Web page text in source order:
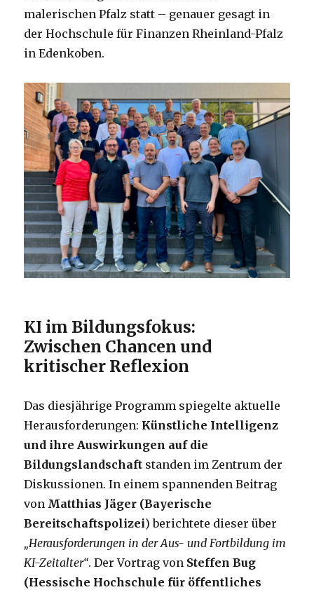
malerischen Pfalz statt – genauer gesagt in
der Hochschule für Finanzen Rheinland-Pfalz
in Edenkoben.
KI im Bildungsfokus:
Zwischen Chancen und
kritischer Reflexion
Das diesjährige Programm spiegelte aktuelle
Herausforderungen: Künstliche Intelligenz
und ihre Auswirkungen auf die
Bildungslandschaft standen im Zentrum der
Diskussionen. In einem spannenden Beitrag
von Matthias Jäger (Bayerische
Bereitschaftspolizei) berichtete dieser über
„Herausforderungen in der Aus- und Fortbildung im
KI-Zeitalter“. Der Vortrag von Steffen Bug
(Hessische Hochschule für öffentliches